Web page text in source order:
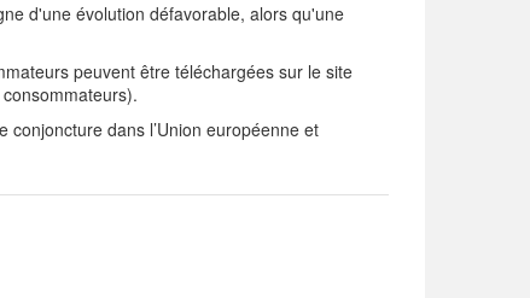
d'une évolution défavorable, alors qu'une
peuvent être téléchargées sur le site
dans l’Union européenne et